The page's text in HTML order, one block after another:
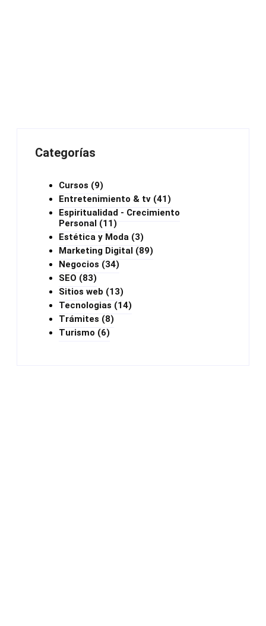
Categorías
Cursos (9)
Entretenimiento & tv (41)
Espiritualidad - Crecimiento
Personal (11)
Estética y Moda (3)
Marketing Digital (89)
Negocios (34)
SEO (83)
Sitios web (13)
Tecnologias (14)
Trámites (8)
Turismo (6)